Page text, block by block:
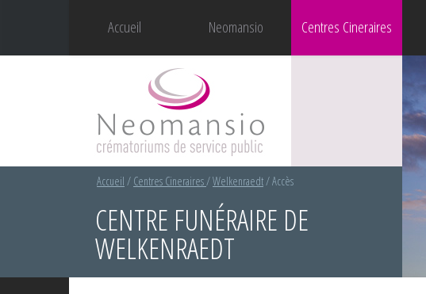
Accueil Neomansio Centres Cineraires
Accueil / Centres Cineraires/Welkenraedt/Accès
CENTRE FUNÉRAIRE DE
WELKENRAEDT